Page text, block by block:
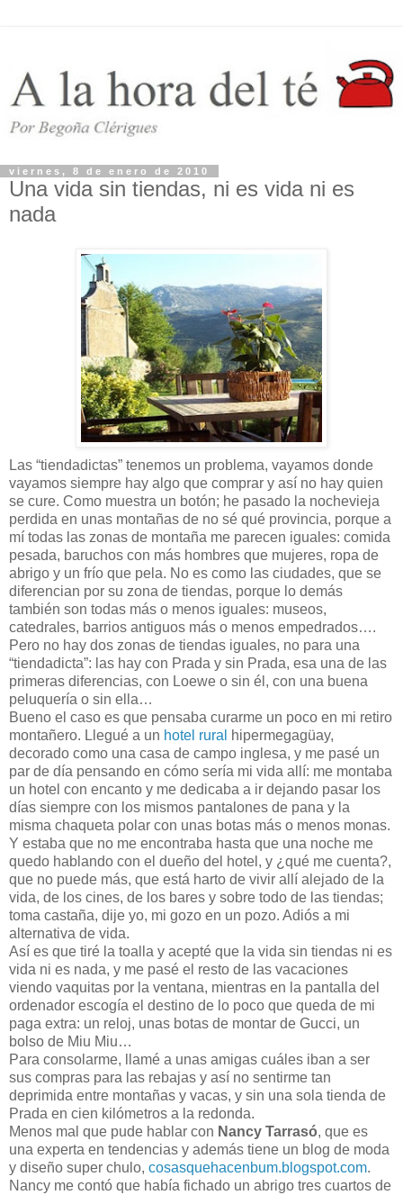
viernes, 8 de enero de 2010
Una vida sin tiendas, ni es vida ni es
nada
Las “tiendadictas” tenemos un problema, vayamos donde
vayamos siempre hay algo que comprar y así no hay quien
se cure. Como muestra un botón; he pasado la nochevieja
perdida en unas montañas de no sé qué provincia, porque a
mí todas las zonas de montaña me parecen iguales: comida
pesada, baruchos con más hombres que mujeres, ropa de
abrigo y un frío que pela. No es como las ciudades, que se
diferencian por su zona de tiendas, porque lo demás
también son todas más o menos iguales: museos,
catedrales, barrios antiguos más o menos empedrados….
Pero no hay dos zonas de tiendas iguales, no para una
“tiendadicta”: las hay con Prada y sin Prada, esa una de las
primeras diferencias, con Loewe o sin él, con una buena
peluquería o sin ella…
Bueno el caso es que pensaba curarme un poco en mi retiro
montañero. Llegué a un hotel rural
hipermegagüay,
decorado como una casa de campo inglesa, y me pasé un
par de día pensando en cómo sería mi vida allí: me montaba
un hotel con encanto y me dedicaba a ir dejando pasar los
días siempre con los mismos pantalones de pana y la
misma chaqueta polar con unas botas más o menos monas.
Y estaba que no me encontraba hasta que una noche me
quedo hablando con el dueño del hotel, y ¿qué me cuenta?,
que no puede más, que está harto de vivir allí alejado de la
vida, de los cines, de los bares y sobre todo de las tiendas;
toma castaña, dije yo, mi gozo en un pozo. Adiós a mi
alternativa de vida.
Así es que tiré la toalla y acepté que la vida sin tiendas ni es
vida ni es nada, y me pasé el resto de las vacaciones
viendo vaquitas por la ventana, mientras en la pantalla del
ordenador escogía el destino de lo poco que queda de mi
paga extra: un reloj, unas botas de montar de Gucci, un
bolso de Miu Miu…
Para consolarme, llamé a unas amigas cuáles iban a ser
sus compras para las rebajas y así no sentirme tan
deprimida entre montañas y vacas, y sin una sola tienda de
Prada en cien kilómetros a la redonda.
Menos mal que pude hablar con Nancy Tarrasó, que es
una experta en tendencias y además tiene un blog de moda
y diseño super chulo, cosasquehacenbum.blogspot.com.
Nancy me contó que había fichado un abrigo tres cuartos de